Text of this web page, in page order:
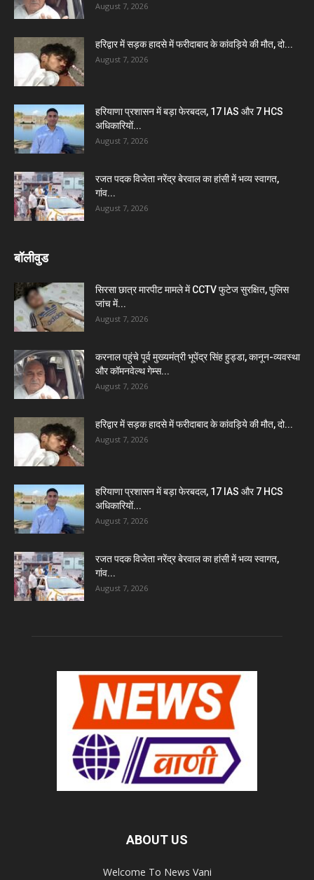
August 7, 2026
हरिद्वार में सड़क हादसे में फरीदाबाद के कांवड़िये की मौत, दो...
August 7, 2026
हरियाणा प्रशासन में बड़ा फेरबदल, 17 IAS और 7 HCS
अधिकारियों...
August 7, 2026
रजत पदक विजेता नरेंद्र बेरवाल का हांसी में भव्य स्वागत,
गांव...
August 7, 2026
बॉलीवुड
सिरसा छात्र मारपीट मामले में CCTV फुटेज सुरक्षित, पुलिस
जांच में...
August 7, 2026
करनाल पहुंचे पूर्व मुख्यमंत्री भूपेंद्र सिंह हुड्डा, कानून-व्यवस्था
और कॉमनवेल्थ गेम्स...
August 7, 2026
हरिद्वार में सड़क हादसे में फरीदाबाद के कांवड़िये की मौत, दो...
August 7, 2026
हरियाणा प्रशासन में बड़ा फेरबदल, 17 IAS और 7 HCS
अधिकारियों...
August 7, 2026
रजत पदक विजेता नरेंद्र बेरवाल का हांसी में भव्य स्वागत,
गांव...
August 7, 2026
ABOUT US
Welcome To News Vani